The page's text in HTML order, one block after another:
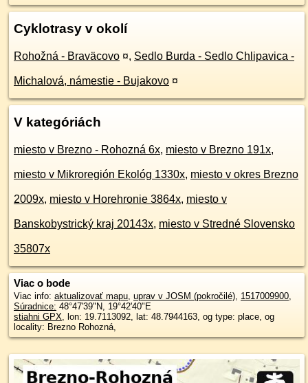
Cyklotrasy v okolí
Rohožná - Braväcovo ¤, Sedlo Burda - Sedlo Chlipavica -
Michalová, námestie - Bujakovo ¤
V kategóriách
miesto v Brezno - Rohozná 6x, miesto v Brezno 191x,
miesto v Mikroregión Ekológ 1330x, miesto v okres Brezno
2009x, miesto v Horehronie 3864x, miesto v
Banskobystrický kraj 20143x, miesto v Stredné Slovensko
35807x
Viac o bode
Viac info: aktualizovať mapu, uprav v JOSM (pokročilé), 1517009900,
Súradnice: 48°47'39"N, 19°42'40"E
stiahni GPX, lon: 19.7113092, lat: 48.7944163, og type: place, og
locality: Brezno Rohozná,